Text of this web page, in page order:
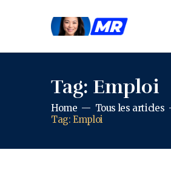
Tag: Emploi
Home
Tous les articles
Tag: Emploi